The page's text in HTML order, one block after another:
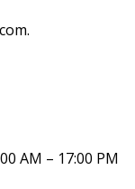
AM – 17:00 PM